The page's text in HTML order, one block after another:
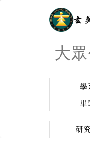
大
學
畢
研